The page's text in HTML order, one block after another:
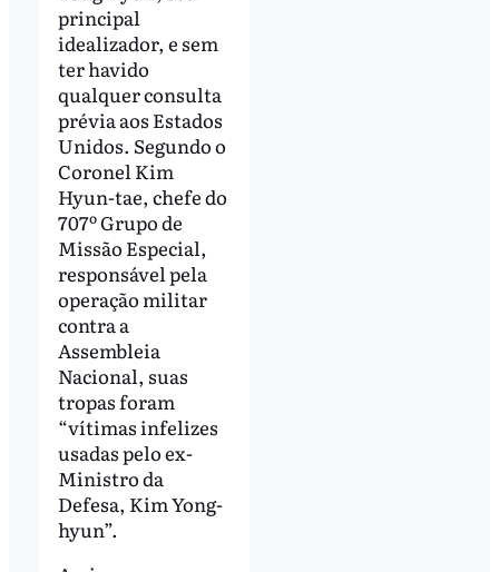
principal
idealizador, e sem
ter havido
qualquer consulta
prévia aos Estados
Unidos. Segundo o
Coronel Kim
Hyun-tae, chefe do
707º Grupo de
Missão Especial,
responsável pela
operação militar
contra a
Assembleia
Nacional, suas
tropas foram
“vítimas infelizes
usadas pelo ex-
Ministro da
Defesa, Kim Yong-
hyun”.